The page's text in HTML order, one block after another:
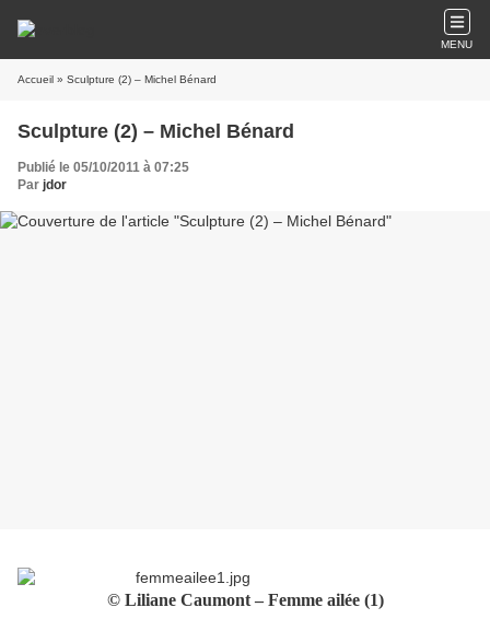
MENU
Accueil » Sculpture (2) – Michel Bénard
Sculpture (2) – Michel Bénard
Publié le 05/10/2011 à 07:25
Par jdor
© Liliane Caumont – Femme ailée (1)